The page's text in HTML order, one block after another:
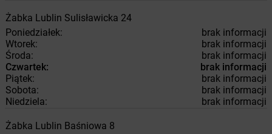
Żabka Lublin Sulisławicka 24
Poniedziałek:
brak informacji
Wtorek:
brak informacji
Środa:
brak informacji
Czwartek:
brak informacji
Piątek:
brak informacji
Sobota:
brak informacji
Niedziela:
brak informacji
Żabka Lublin Baśniowa 8